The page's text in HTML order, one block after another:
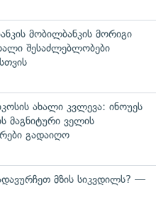
მობილბანკის მორიგი
შესაძლებლობები
ახალი კვლევა: ინოუეს
მაგნიტური ველის
გადაიღო
მზის სიკვდილს? —